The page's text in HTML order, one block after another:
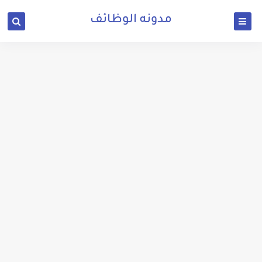
مدونه الوظائف